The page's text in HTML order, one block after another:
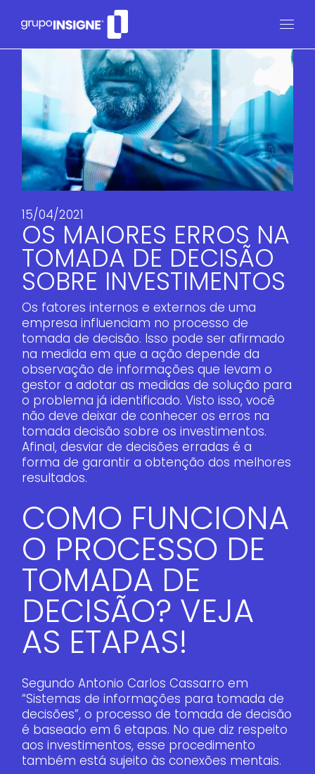
15/04/2021
OS MAIORES ERROS NA
TOMADA DE DECISÃO
SOBRE INVESTIMENTOS
Os fatores internos e externos de uma
empresa influenciam no processo de
tomada de decisão. Isso pode ser afirmado
na medida em que a ação depende da
observação de informações que levam o
gestor a adotar as medidas de solução para
o problema já identificado. Visto isso, você
não deve deixar de conhecer os erros na
tomada decisão sobre os investimentos.
Afinal, desviar de decisões erradas é a
forma de garantir a obtenção dos melhores
resultados.
COMO FUNCIONA
O PROCESSO DE
TOMADA DE
DECISÃO? VEJA
AS ETAPAS!
Segundo Antonio Carlos Cassarro em
“Sistemas de informações para tomada de
decisões”, o processo de tomada de decisão
é baseado em 6 etapas. No que diz respeito
aos investimentos, esse procedimento
também está sujeito às conexões mentais.